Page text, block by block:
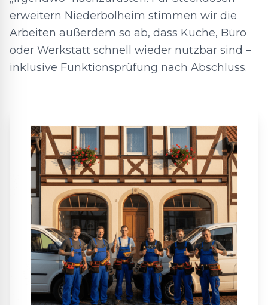
erweitern Niederbolheim stimmen wir die
Arbeiten außerdem so ab, dass Küche, Büro
oder Werkstatt schnell wieder nutzbar sind –
inklusive Funktionsprüfung nach Abschluss.